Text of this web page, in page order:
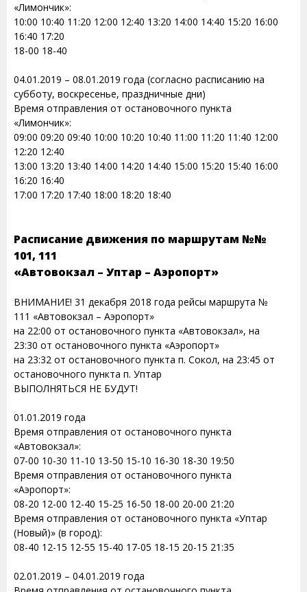
«Лимончик»:
10:00 10:40 11:20 12:00 12:40 13:20 14:00 14:40 15:20 16:00
16:40 17:20
18-00 18-40
04.01.2019 – 08.01.2019 года (согласно расписанию на
субботу, воскресенье, праздничные дни)
Время отправления от остановочного пункта
«Лимончик»:
09:00 09:20 09:40 10:00 10:20 10:40 11:00 11:20 11:40 12:00
12:20 12:40
13:00 13:20 13:40 14:00 14:20 14:40 15:00 15:20 15:40 16:00
16:20 16:40
17:00 17:20 17:40 18:00 18:20 18:40
Расписание движения по маршрутам №№
101, 111
«Автовокзал – Уптар – Аэропорт»
ВНИМАНИЕ! 31 декабря 2018 года рейсы маршрута №
111 «Автовокзал – Аэропорт»
на 22:00 от остановочного пункта «Автовокзал», на
23:30 от остановочного пункта «Аэропорт»
на 23:32 от остановочного пункта п. Сокол, на 23:45 от
остановочного пункта п. Уптар
ВЫПОЛНЯТЬСЯ НЕ БУДУТ!
01.01.2019 года
Время отправления от остановочного пункта
«Автовокзал»:
07-00 10-30 11-10 13-50 15-10 16-30 18-30 19:50
Время отправления от остановочного пункта
«Аэропорт»:
08-20 12-00 12-40 15-25 16-50 18-00 20-00 21:20
Время отправления от остановочного пункта «Уптар
(Новый)» (в город):
08-40 12-15 12-55 15-40 17-05 18-15 20-15 21:35
02.01.2019 – 04.01.2019 года